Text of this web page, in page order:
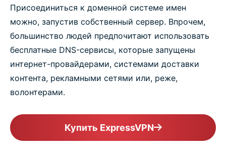
Присоединиться к доменной системе имен
можно, запустив собственный сервер. Впрочем,
большинство людей предпочитают использовать
бесплатные DNS-сервисы, которые запущены
интернет-провайдерами, системами доставки
контента, рекламными сетями или, реже,
волонтерами.
Купить ExpressVPN